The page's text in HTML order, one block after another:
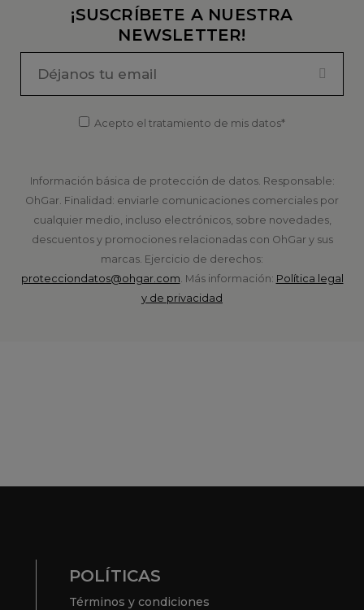
¡SUSCRÍBETE A NUESTRA
NEWSLETTER!
Acepto el tratamiento de mis datos*
Información básica de protección de datos. Responsable:
OhGar. Finalidad: enviarle comunicaciones comerciales por
cualquier medio, incluso electrónicos, sobre novedades,
descuentos y promociones relacionadas con OhGar y sus
marcas. Ejercicio de derechos:
protecciondatos@ohgar.com . Más información: Política legal
y de privacidad
POLÍTICAS
Términos y condiciones